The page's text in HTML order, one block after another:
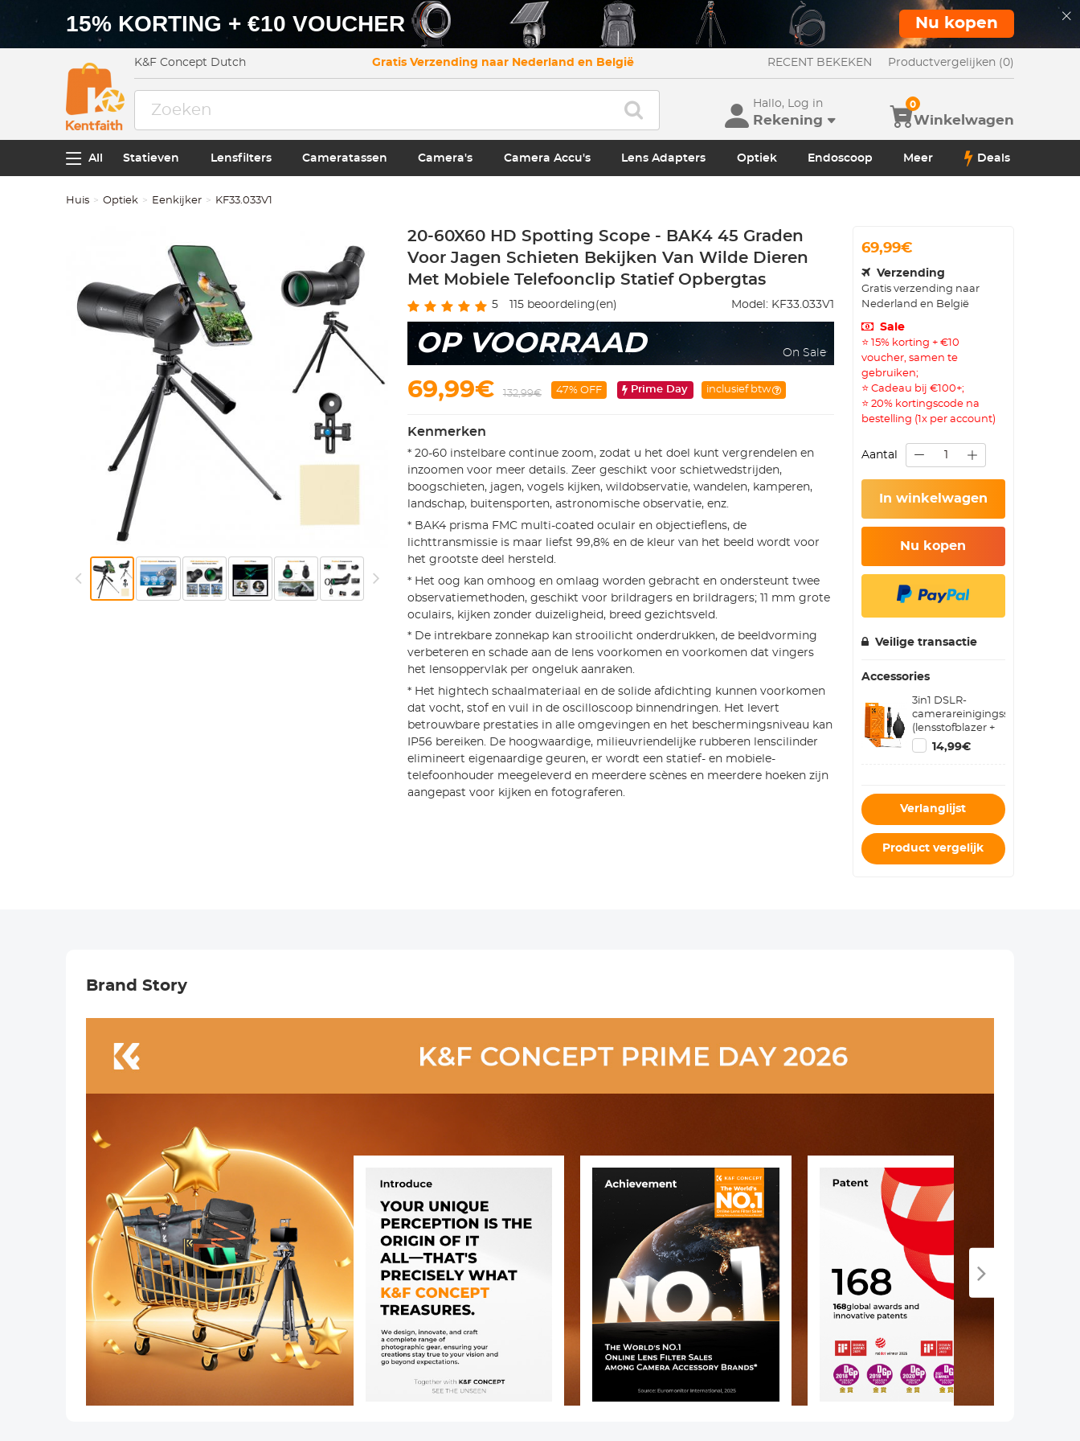
15% KORTING + €10 VOUCHER Nu kopen
K&F Concept Dutch Gratis Verzending naar Nederland en België RECENT BEKEKEN Productvergelijken (0)
Hallo, Log in
Rekening Winkelwagen
0
All Statieven Lensfilters Cameratassen Camera's Camera Accu's Lens Adapters Optiek Endoscoop Meer Deals
Huis Optiek Eenkijker KF33.033V1
20-60X60 HD Spotting Scope - BAK4 45 Graden
Voor Jagen Schieten Bekijken Van Wilde Dieren
Met Mobiele Telefoonclip Statief Opbergtas
5 115beoordeling(en) Model: KF33.033V1
OP VOORRAAD On Sale
69,99€ 132,99€ 47% OFF Prime Day inclusief btw
Kenmerken
* 20-60 instelbare continue zoom, zodat u het doel kunt vergrendelen en
inzoomen voor meer details. Zeer geschikt voor schietwedstrijden,
boogschieten, jagen, vogels kijken, wildobservatie, wandelen, kamperen,
landschap, buitensporten, astronomische observatie, enz.
* BAK4 prisma FMC multi-coated oculair en objectieflens, de
lichttransmissie is maar liefst 99,8% en de kleur van het beeld wordt voor
het grootste deel hersteld.
* Het oog kan omhoog en omlaag worden gebracht en ondersteunt twee
observatiemethoden, geschikt voor brildragers en brildragers; 11 mm grote
oculairs, kijken zonder duizeligheid, breed gezichtsveld.
* De intrekbare zonnekap kan strooilicht onderdrukken, de beeldvorming
verbeteren en schade aan de lens voorkomen en voorkomen dat vingers
het lensoppervlak per ongeluk aanraken.
* Het hightech schaalmateriaal en de solide afdichting kunnen voorkomen
dat vocht, stof en vuil in de oscilloscoop binnendringen. Het levert
betrouwbare prestaties in alle omgevingen en het beschermingsniveau kan
IP56 bereiken. De hoogwaardige, milieuvriendelijke rubberen lenscilinder
elimineert eigenaardige geuren, er wordt een statief- en mobiele-
telefoonhouder meegeleverd en meerdere scènes en meerdere hoeken zijn
aangepast voor kijken en fotograferen.
69,99€
Verzending
Gratis verzending naar
Nederland en België
Sale
⭐ 15% korting + €10
voucher, samen te
gebruiken;
⭐ Cadeau bij €100+;
⭐ 20% kortingscode na
bestelling (1x per account)
Aantal
In winkelwagen
Nu kopen
Veilige transactie
Accessories
3in1 DSLR-
camerareinigingsset
(lensstofblazer +
reinigingspen +
macrovezelreinigingsdoekje)
14,99€
Verlanglijst
Product vergelijk
Brand Story